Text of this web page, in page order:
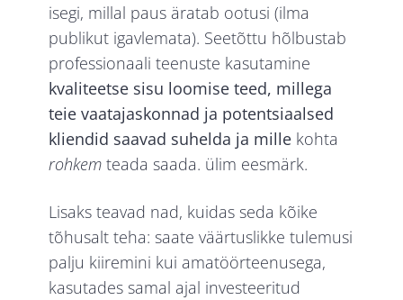
isegi, millal paus äratab ootusi (ilma
publikut igavlemata). Seetõttu hõlbustab
professionaali teenuste kasutamine
kvaliteetse sisu loomise teed, millega
teie vaatajaskonnad ja potentsiaalsed
kliendid saavad suhelda ja mille kohta
rohkemteada saada. ülim eesmärk.
Lisaks teavad nad, kuidas seda kõike
tõhusalt teha: saate väärtuslikke tulemusi
palju kiiremini kui amatöörteenusega,
kasutades samal ajal investeeritud